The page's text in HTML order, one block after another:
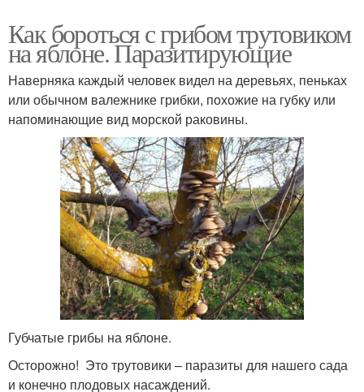
Как бороться с грибом трутовиком
на яблоне. Паразитирующие
Наверняка каждый человек видел на деревьях, пеньках
или обычном валежнике грибки, похожие на губку или
напоминающие вид морской раковины.
Губчатые грибы на яблоне.
Осторожно! Это трутовики – паразиты для нашего сада
и конечно плодовых насаждений.